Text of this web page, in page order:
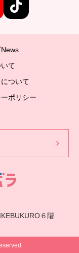
て
ついて
ポリシー
６階